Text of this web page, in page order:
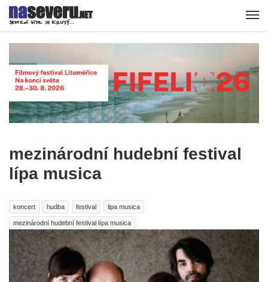
mezinárodní hudební festival
lípa musica
koncert hudba festival lipa musica
mezinárodní hudební festival lípa musica